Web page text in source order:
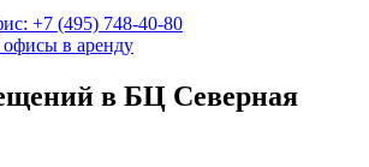
+7 (495) 748-40-80
офисы в аренду
в БЦ Северная